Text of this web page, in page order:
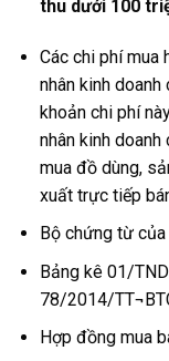
thu dưới 100
Các chi phí mua
nhân kinh
khoản chi phí
nhân kinh
mua đồ dùng,
xuất trực tiếp
Bộ chứng từ
Bảng kê 01/
78/2014/
Hợp đồng mua